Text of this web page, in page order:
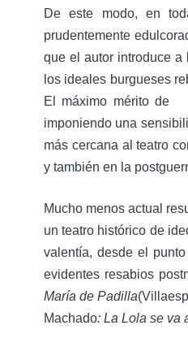
De este modo, en
prudentemente
que el autor introduce a
los ideales burgueses
El máximo mérito de
imponiendo una
más cercana al teatro
y también en la
Mucho menos actual
un teatro histórico de
valentía, desde el
evidentes resabios
María de Padilla
Machado: La Lola se va